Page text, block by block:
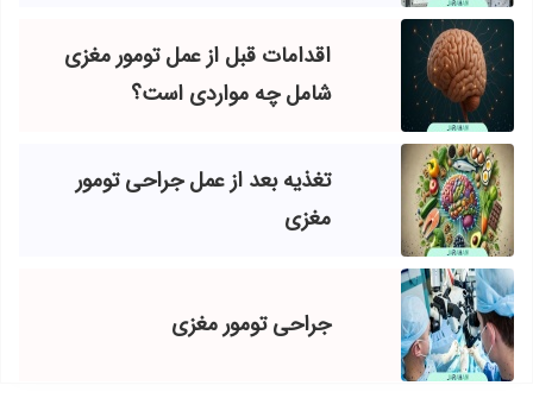
اقدامات قبل از عمل تومور مغزی
شامل چه مواردی است؟
تغذیه بعد از عمل جراحی تومور
مغزی
جراحی تومور مغزی